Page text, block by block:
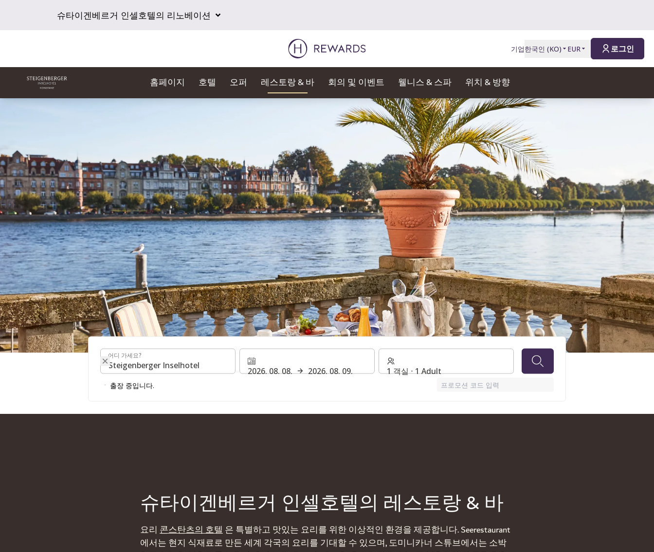
슈타이겐베르거 인셀호텔의 리노베이션
기업한국인 (KO) EUR 로그인
홈페이지 호텔 오퍼 레스토랑 & 바 회의 및 이벤트 웰니스 & 스파 위치 & 방향
슬라이드 1 의 1
슈타이겐베르거 인셀호텔의 레스토랑 & 바
어디 가세요?
어디 가세요?
2026. 08. 08. 2026. 08. 09. 1 객실 ⋅ 1 Adult
출장 중입니다. 프로모션 코드 입력
슈타이겐베르거 인셀호텔의 레스토랑 & 바
요리 콘스탄츠의 호텔은 특별하고 맛있는 요리를 위한 이상적인 환경을 제공합니다. Seerestaurant
에서는 현지 식재료로 만든 세계 각국의 요리를 기대할 수 있으며, 도미니카너 스튜브에서는 소박